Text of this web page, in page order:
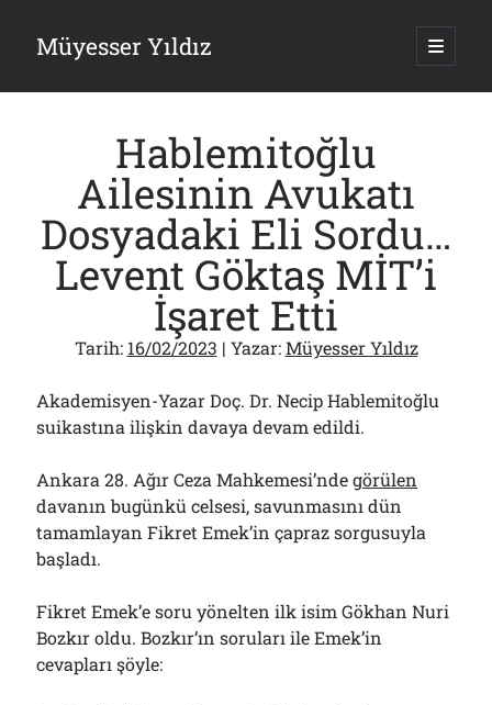
Müyesser Yıldız ana
Yan
Menü
Son Yazılar
Asırlık Devlete Bir Haftada Yeni Gömlek Biçilecek Öyle mi?!..
Gazi’den Milletvekillerine Kurşun Gibi Sözler!..
07/08/2026
05/08/2026
15 Temmuz Soruları… Nasuh Mahruki’nin “Suçu”!..
03/08/2026
Teröristlere G……yle Güldürdünüz”
01/08/2026
Hablemitoğlu
Ailesinin Avukatı
Dosyadaki Eli Sordu…
Levent Göktaş MİT’i
İşaret Etti
Tarih: 16/02/2023 | Yazar:Müyesser Yıldız
Akademisyen-Yazar Doç. Dr. Necip Hablemitoğlu
suikastına ilişkin davaya devam edildi.
Ankara 28. Ağır Ceza Mahkemesi’ndegörülen
davanın bugünkü celsesi, savunmasını dün
tamamlayan Fikret Emek’in çapraz sorgusuyla
başladı.
Fikret Emek’e soru yönelten ilk isim Gökhan Nuri
Bozkır oldu. Bozkır’ın soruları ile Emek’in
cevapları şöyle: